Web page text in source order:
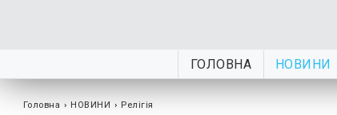
ГОЛОВНА НОВИНИ
Головна › НОВИНИ › Релігія